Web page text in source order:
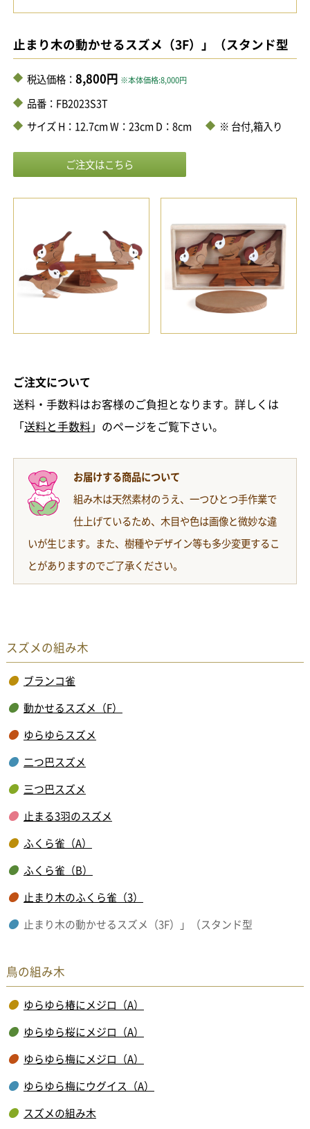
止まり木の動かせるスズメ（3F）」（スタンド型
税込価格： 8,800円 ※本体価格:8,000円
品番：FB2023S3T
サイズ H：12.7cm W：23cm D：8cm
※ 台付,箱入り
ご注文について
送料・手数料はお客様のご負担となります。詳しくは
「送料と手数料」のページをご覧下さい。
お届けする商品について
組み木は天然素材のうえ、一つひとつ手作業で
仕上げているため、木目や色は画像と微妙な違
いが生じます。また、樹種やデザイン等も多少変更するこ
とがありますのでご了承ください。
スズメの組み木
ブランコ雀
動かせるスズメ（F）
ゆらゆらスズメ
二つ巴スズメ
三つ巴スズメ
止まる3羽のスズメ
ふくら雀（A）
ふくら雀（B）
止まり木のふくら雀（3）
止まり木の動かせるスズメ（3F）」（スタンド型
鳥の組み木
ゆらゆら椿にメジロ（A）
ゆらゆら桜にメジロ（A）
ゆらゆら梅にメジロ（A）
ゆらゆら梅にウグイス（A）
スズメの組み木